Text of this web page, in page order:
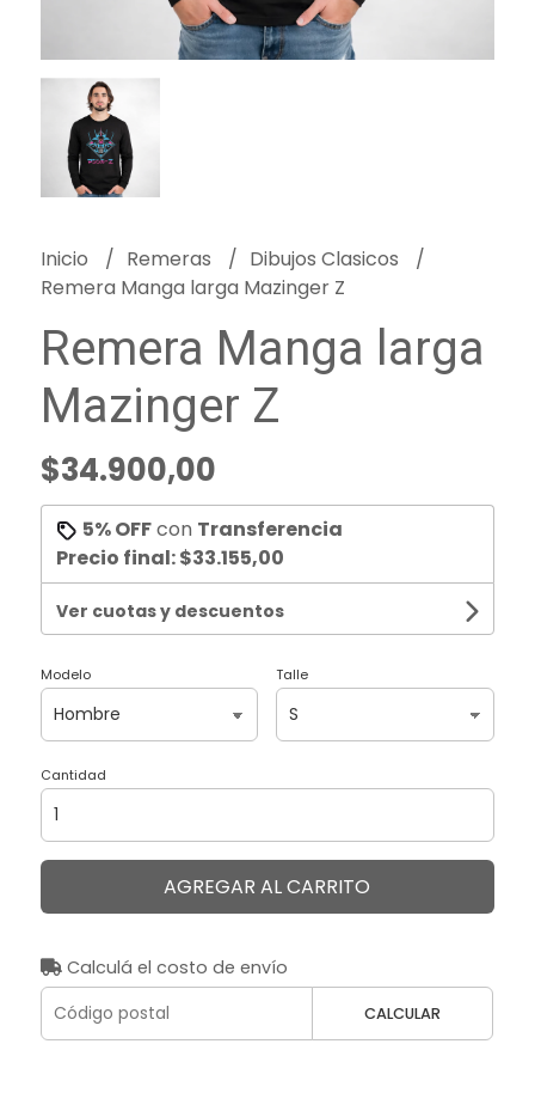
Inicio Remeras
Dibujos Clasicos
Remera Manga larga Mazinger Z
Remera Manga larga
Mazinger Z
$34.900,00
5% OFFcon Transferencia
Precio final:$33.155,00
Ver cuotas y descuentos
Modelo Talle
Cantidad
AGREGAR AL CARRITO
Calculá el costo de envío
CALCULAR